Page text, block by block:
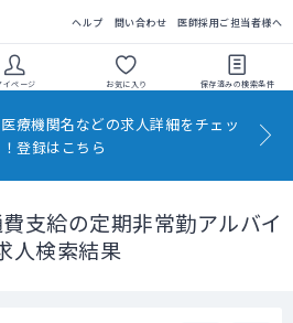
ヘルプ 問い合わせ 医師採用ご担当者様へ
イページ お気に入り 保存済みの検索条件
療機関名などの求人詳細をチェッ
登録はこちら
支給の定期非常勤アルバイ
人検索結果